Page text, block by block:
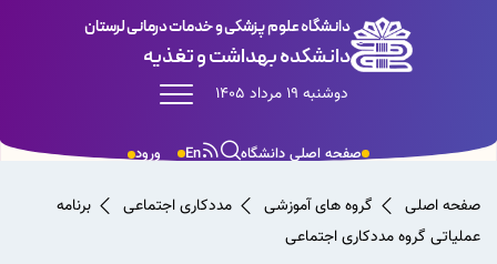
دانشگاه علوم پزشکی و خدمات درمانی لرستان
دانشکده بهداشت و تغذیه
دوشنبه 19 مرداد 1405
ورود En صفحه اصلی دانشگاه
صفحه اصلی گروه های آموزشی مددکاری اجتماعی
برنامه
عملیاتی گروه مددکاری اجتماعی